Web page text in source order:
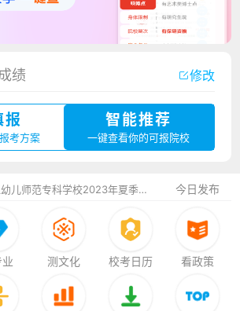
绩 修改
报
考方案
智能推荐
一键查看你的可报院校
厦门大学嘉庚学院2023年艺术类招生简章
湛江幼儿师范专科学校2023年夏季高考招生简章
香港中文大学（深圳）2023年夏季高考招生简章
今日发布
测文化 校考日历 看政策